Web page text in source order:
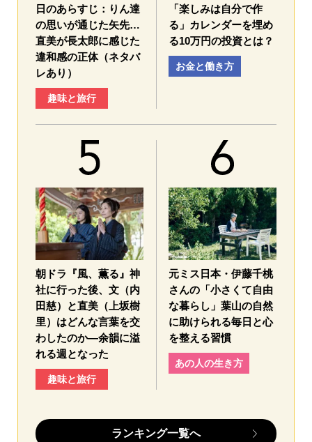
日のあらすじ：​りん達
の思いが通じた矢先…
直美が長太郎に感じた
違和感の正体（ネタバ
レあり）
趣味と旅行
「楽しみは自分で作
る」カレンダーを埋め
る10万円の投資とは？
お金と働き方
朝ドラ『風、薫る』神
社に行った後、文（内
田慈）と直美（上坂樹
里）はどんな言葉を交
わしたのか—余韻に溢
れる週となった
趣味と旅行
元ミス日本・伊藤千桃
さんの「小さくて自由
な暮らし」葉山の自然
に助けられる毎日と心
を整える習慣
あの人の生き方
ランキング一覧へ